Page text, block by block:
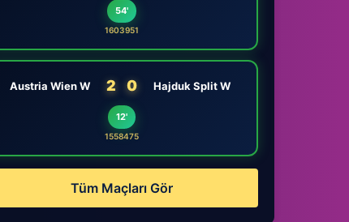
54'
1603951
Austria Wien W 2 0 Hajduk Split W
12'
1558475
Tüm Maçları Gör